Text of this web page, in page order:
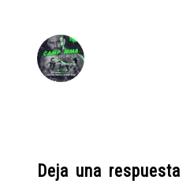
Deja una respuesta